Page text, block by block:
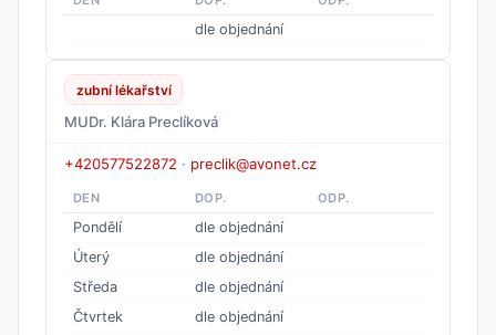
dle objednání
zubní lékařství
MUDr. Klára Preclíková
+420577522872 · preclik@avonet.cz
DEN DOP. ODP.
Pondělí
dle objednání
Úterý
dle objednání
Středa
dle objednání
Čtvrtek
dle objednání